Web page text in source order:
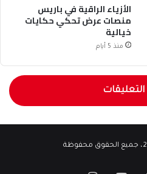
الأزياء الراقية في باريس
منصات عرض تحكي حكايات
خيالية
منذ 5 أيام